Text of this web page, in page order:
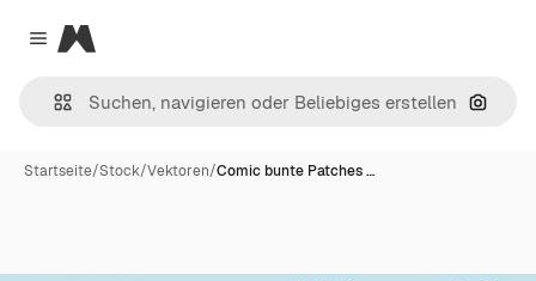
Close menu
Magnific
Nach
Startseite/Stock/Vektoren/Comic bunte Patches …